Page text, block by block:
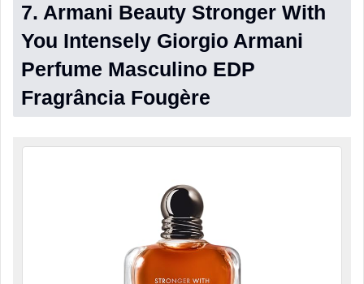
7. Armani Beauty Stronger With
You Intensely Giorgio Armani
Perfume Masculino EDP
Fragrância Fougère